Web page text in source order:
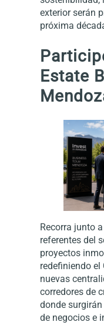
exterior serán
próxima
Estate
Recorra junto
referentes del
proyectos
redefiniendo el
nuevas
corredores de
donde
de negocios e